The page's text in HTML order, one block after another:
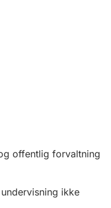
offentlig forvaltning
ikke